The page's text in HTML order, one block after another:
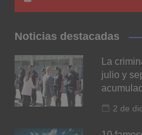
Noticias destacadas
La
julio y
2 de